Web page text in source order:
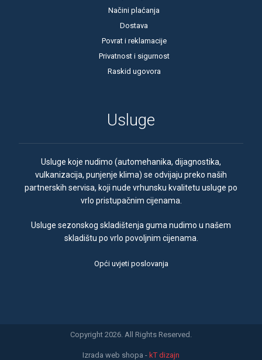
Načini plaćanja
Dostava
Povrat i reklamacije
Privatnost i sigurnost
Raskid ugovora
Usluge
Usluge koje nudimo (automehanika, dijagnostika,
vulkanizacija, punjenje klima) se odvijaju preko naših
partnerskih servisa, koji nude vrhunsku kvalitetu usluge po
vrlo pristupačnim cijenama.
Usluge sezonskog skladištenja guma nudimo u našem
skladištu po vrlo povoljnim cijenama.
Opći uvjeti poslovanja
Copyright 2026. All Rights Reserved.
Izrada web shopa - kT dizajn